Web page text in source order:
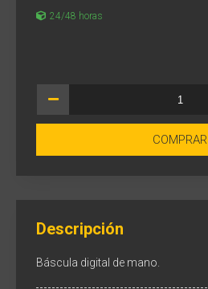
24/48 horas
COMPRAR
Descripción
Báscula digital de mano.